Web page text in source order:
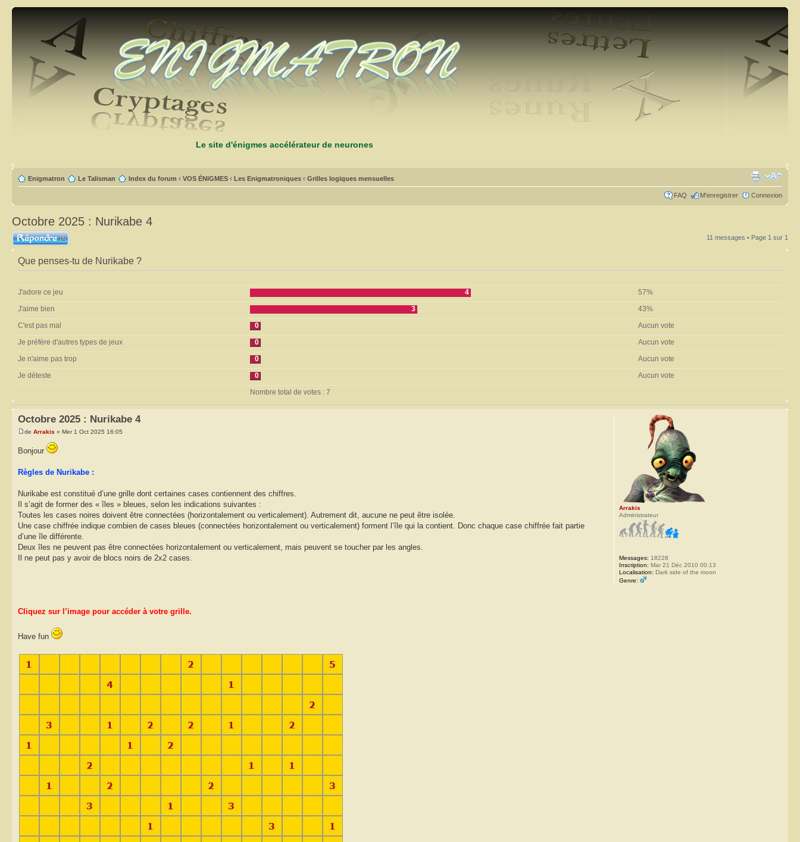
Le site d'énigmes accélérateur de neurones
Enigmatron Le Talisman Index du forum ‹ VOS ÉNIGMES ‹ Les Enigmatroniques ‹ Grilles logiques mensuelles
FAQ M’enregistrer Connexion
Octobre 2025 : Nurikabe 4
Répondre 11 messages • Page 1 sur 1
Que penses-tu de Nurikabe ?
J'adore ce jeu 4
57%
J'aime bien
3
43%
C'est pas mal
0
Aucun vote
Je préfère d'autres types de jeux
0
Aucun vote
Je n'aime pas trop
0
Aucun vote
Je déteste
0
Aucun vote
Nombre total de votes : 7
Octobre 2025 : Nurikabe 4
de Arrakis » Mer 1 Oct 2025 16:05
Bonjour
Règles de Nurikabe :
Nurikabe est constitué d’une grille dont certaines cases contiennent des chiffres.
Il s’agit de former des « îles » bleues, selon les indications suivantes :
Toutes les cases noires doivent être connectées (horizontalement ou verticalement). Autrement dit, aucune ne peut être isolée.
Une case chiffrée indique combien de cases bleues (connectées horizontalement ou verticalement) forment l’île qui la contient. Donc chaque case chiffrée fait partie
d’une île différente.
Deux îles ne peuvent pas être connectées horizontalement ou verticalement, mais peuvent se toucher par les angles.
Il ne peut pas y avoir de blocs noirs de 2x2 cases.
Cliquez sur l’image pour accéder à votre grille.
Have fun
Arrakis
Administrateur
Messages: 18228
Inscription: Mar 21 Déc 2010 00:13
Localisation: Dark side of the moon
Genre: